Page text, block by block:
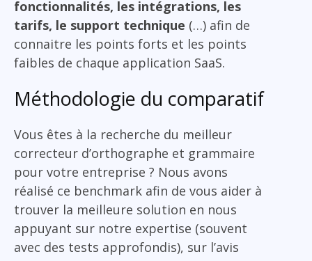
fonctionnalités, les intégrations, les
tarifs, le support technique (…) afin de
connaitre les points forts et les points
faibles de chaque application SaaS.
Méthodologie du comparatif
Vous êtes à la recherche du meilleur
correcteur d’orthographe et grammaire
pour votre entreprise ? Nous avons
réalisé ce benchmark afin de vous aider à
trouver la meilleure solution en nous
appuyant sur notre expertise (souvent
avec des tests approfondis), sur l’avis